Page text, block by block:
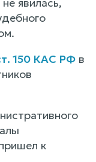
150 КАС РФ в
к